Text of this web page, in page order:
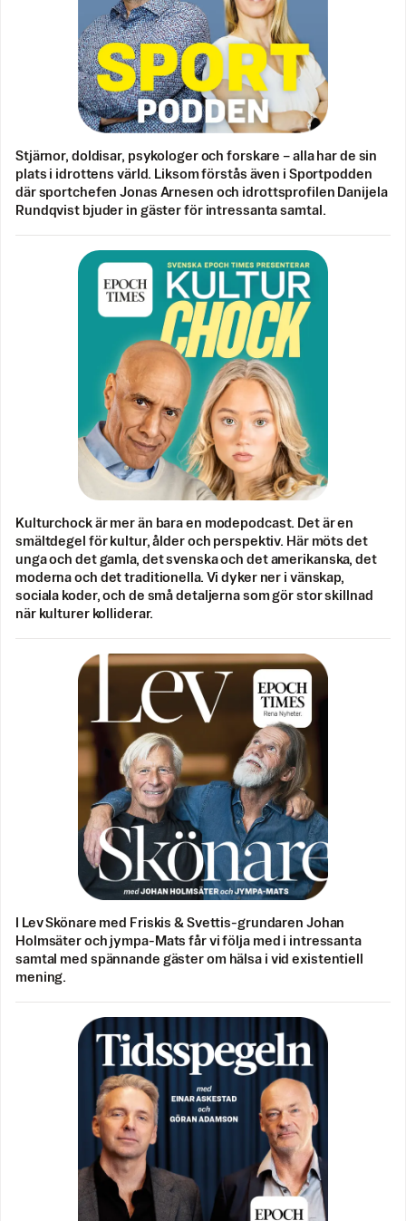
Stjärnor, doldisar, psykologer och forskare – alla har de sin
plats i idrottens värld. Liksom förstås även i Sportpodden
där sportchefen Jonas Arnesen och idrottsprofilen Danijela
Rundqvist bjuder in gäster för intressanta samtal.
Kulturchock är mer än bara en modepodcast. Det är en
smältdegel för kultur, ålder och perspektiv. Här möts det
unga och det gamla, det svenska och det amerikanska, det
moderna och det traditionella. Vi dyker ner i vänskap,
sociala koder, och de små detaljerna som gör stor skillnad
när kulturer kolliderar.
I Lev Skönare med Friskis & Svettis-grundaren Johan
Holmsäter och jympa-Mats får vi följa med i intressanta
samtal med spännande gäster om hälsa i vid existentiell
mening.